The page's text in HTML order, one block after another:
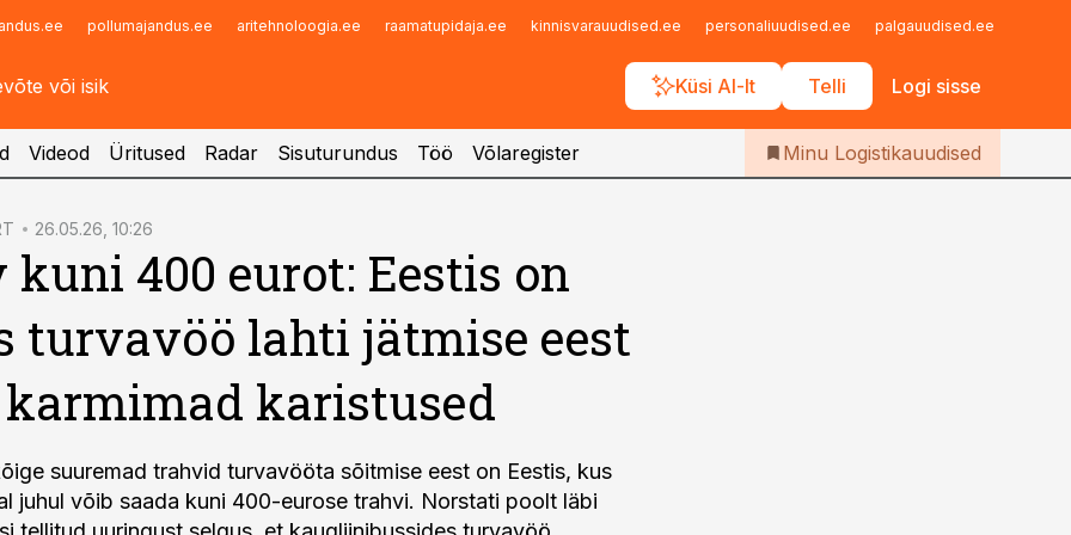
pollumajandus.ee aritehnoloogia.ee raamatupidaja.ee kinnisvarauudised.ee personaliuudised.ee palgauudised.ee
Küsi AI-lt Telli Logi sisse
Infopank
Iseteenindus
Telli Logistikauudised
Videod Üritused Radar Sisuturundus Töö Võlaregister Minu Logistikauudised
26.05.26, 10:26
kuni 400 eurot: Eestis on
turvavöö lahti jätmise eest
karistused
suuremad trahvid turvavööta sõitmise eest on Eestis, kus
juhul võib saada kuni 400-eurose trahvi. Norstati poolt läbi